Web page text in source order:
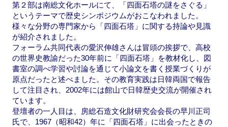
第２部は南総文化ホールにて、「四面石塔の謎をさぐる」
というテーマで歴史シンポジウムがおこなわれました。
様々な分野の専門家から「四面石塔」に関する持論や見識
が紹介されました。
フォーラム共同代表の愛沢伸雄さんは冒頭の挨拶で、高校
の世界史教諭だった30年前に「四面石塔」を教材化し、図
書室の調べ学習や討論を通じて小論文を書く授業づくりが
原点だったと述べました。その教育実践は日韓両国で報告
して注目され、2002年には館山で日韓歴史交流が開催され
ています。
登壇者の一人目は、房総石造文化財研究会会長の早川正司
氏で、1967（昭和42）年に「四面石塔」に出会ったときの